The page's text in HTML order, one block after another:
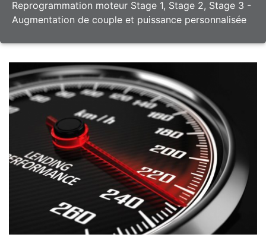
Reprogrammation moteur Stage 1, Stage 2, Stage 3 -
Augmentation de couple et puissance personnalisée